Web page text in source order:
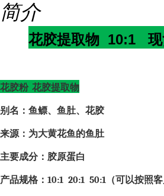
简介
花胶提取物 10:1 现
花胶粉 花胶提取物
别名：鱼鳔、鱼肚、花胶
来源：为大黄花鱼的鱼肚
主要成分：胶原蛋白
产品规格： 10:1 20:1 50:1 （可以按照